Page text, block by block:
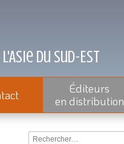
du Sud-Est
Éditeurs
en distribution
Rechercher :